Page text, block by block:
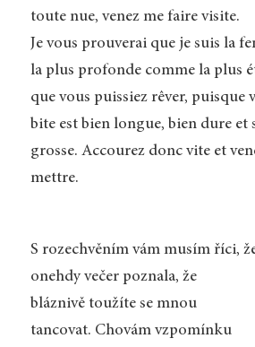
toute nue, venez me faire visite.
Je vous prouverai que je suis la
la plus profonde comme la plus
que vous puissiez rêver, puisque
bite est bien longue, bien dure et
grosse. Accourez donc vite et
mettre.
S rozechvěním vám musím říci,
onehdy večer poznala, že
bláznivě toužíte se mnou
tancovat. Chovám vzpomínku